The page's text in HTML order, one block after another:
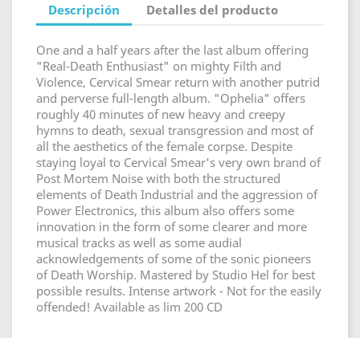
Descripción Detalles del producto
One and a half years after the last album offering
"Real-Death Enthusiast" on mighty Filth and
Violence, Cervical Smear return with another putrid
and perverse full-length album. "Ophelia" offers
roughly 40 minutes of new heavy and creepy
hymns to death, sexual transgression and most of
all the aesthetics of the female corpse. Despite
staying loyal to Cervical Smear's very own brand of
Post Mortem Noise with both the structured
elements of Death Industrial and the aggression of
Power Electronics, this album also offers some
innovation in the form of some clearer and more
musical tracks as well as some audial
acknowledgements of some of the sonic pioneers
of Death Worship. Mastered by Studio Hel for best
possible results. Intense artwork - Not for the easily
offended! Available as lim 200 CD